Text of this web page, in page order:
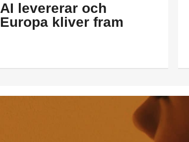
AI levererar och
Europa kliver fram